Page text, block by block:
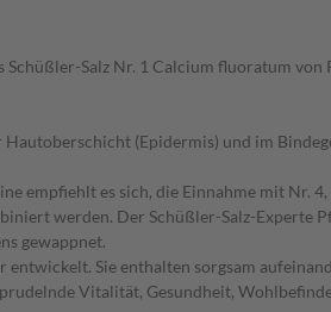
Salz Nr. 1 Calcium fluoratum
(Epidermis) und im
empfiehlt es sich, die Einnahme mit Nr.
werden. Der Schüßler-Salz-Experte
gewappnet.
Sie enthalten sorgsam
Vitalität, Gesundheit,